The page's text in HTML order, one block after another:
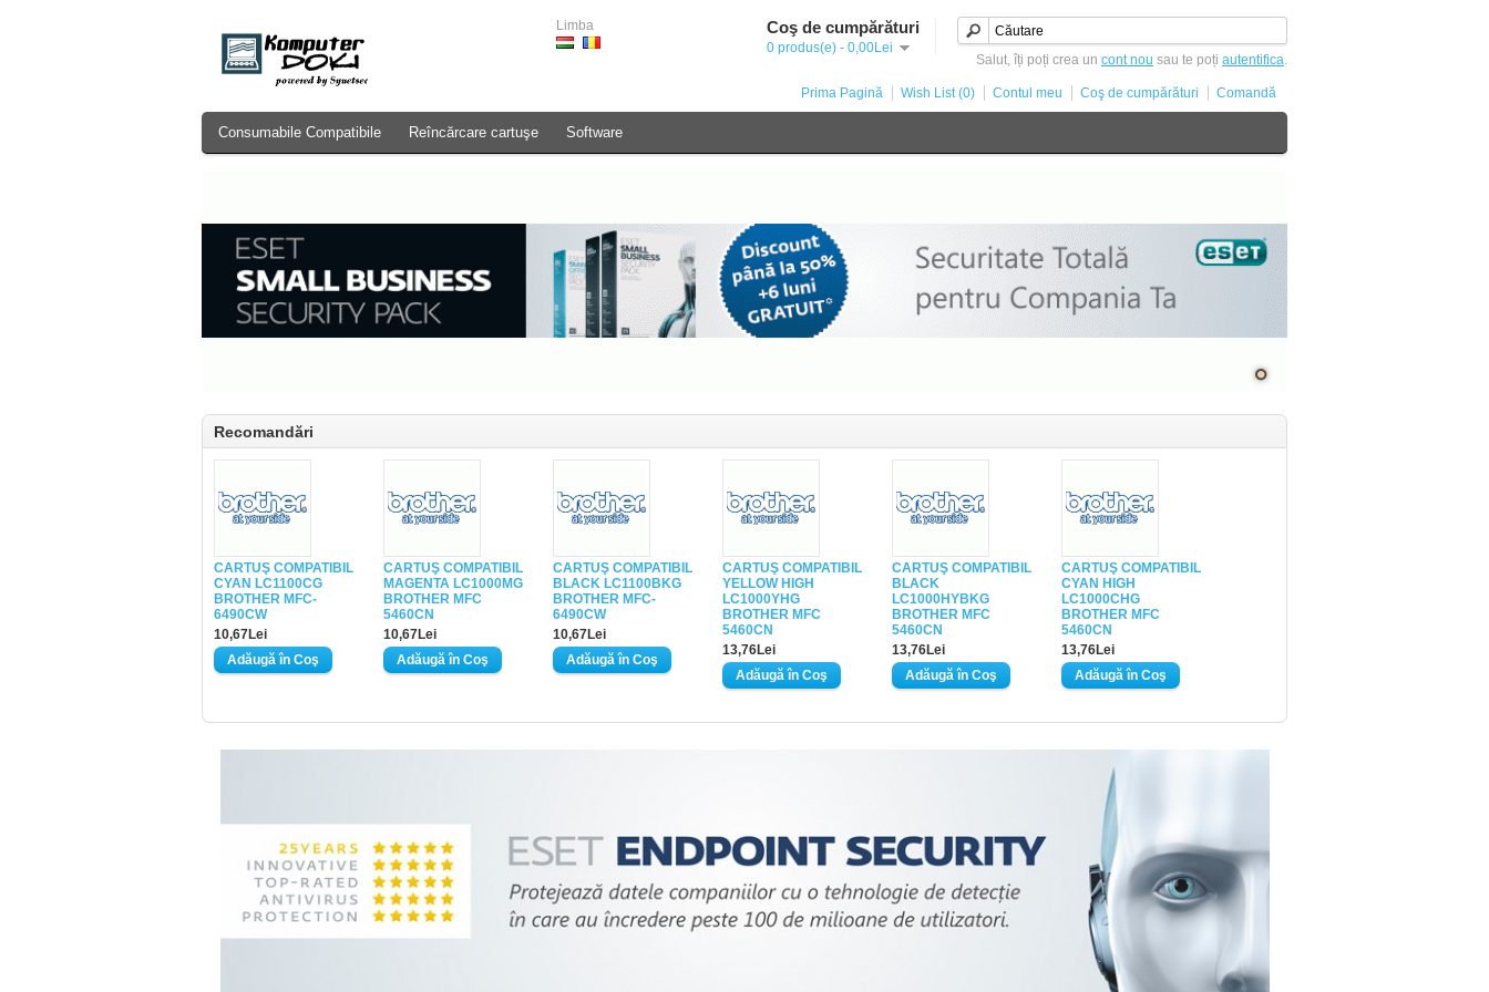
Limba Coş de cumpărături
0 produs(e) - 0,00Lei
Salut, îți poți crea un cont nou sau te poți autentifica.
Prima Pagină Wish List (0) Contul meu Coş de cumpărături Comandă
Consumabile Compatibile Reîncărcare cartuşe Software
Recomandări
CARTUŞ COMPATIBIL
CYAN LC1100CG
BROTHER MFC-
6490CW
10,67Lei
CARTUŞ COMPATIBIL
MAGENTA LC1000MG
BROTHER MFC
5460CN
10,67Lei
CARTUŞ COMPATIBIL
BLACK LC1100BKG
BROTHER MFC-
6490CW
10,67Lei
CARTUŞ COMPATIBIL
YELLOW HIGH
LC1000YHG
BROTHER MFC
5460CN
13,76Lei
CARTUŞ COMPATIBIL
BLACK
LC1000HYBKG
BROTHER MFC
5460CN
13,76Lei
CARTUŞ COMPATIBIL
CYAN HIGH
LC1000CHG
BROTHER MFC
5460CN
13,76Lei